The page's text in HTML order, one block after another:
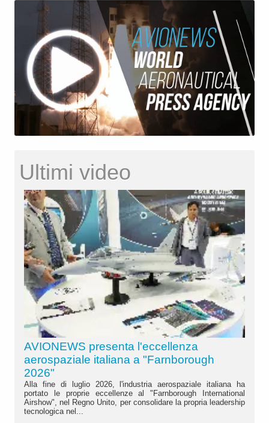
Ultimi video
AVIONEWS presenta l'eccellenza
aerospaziale italiana a "Farnborough
2026"
Alla fine di luglio 2026, l'industria aerospaziale italiana ha
portato le proprie eccellenze al "Farnborough International
Airshow", nel Regno Unito, per consolidare la propria leadership
tecnologica nel...